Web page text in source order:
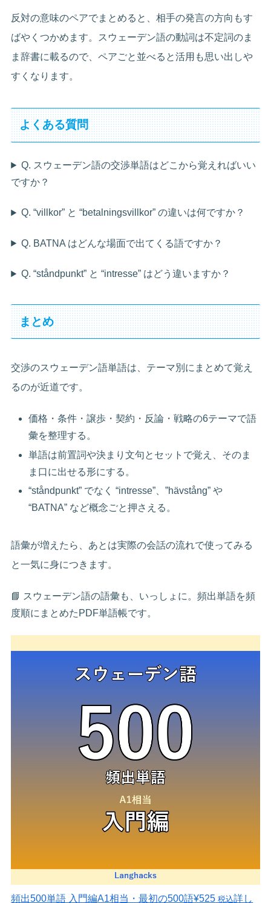
反対の意味のペアでまとめると、相手の発言の方向もす
ばやくつかめます。スウェーデン語の動詞は不定詞のま
ま辞書に載るので、ペアごと並べると活用も思い出しや
すくなります。
よくある質問
Q. スウェーデン語の交渉単語はどこから覚えればいい
ですか？
Q. “villkor” と “betalningsvillkor” の違いは何ですか？
Q. BATNA はどんな場面で出てくる語ですか？
Q. “ståndpunkt” と “intresse” はどう違いますか？
まとめ
交渉のスウェーデン語単語は、テーマ別にまとめて覚え
るのが近道です。
価格・条件・譲歩・契約・反論・戦略の6テーマで語
彙を整理する。
単語は前置詞や決まり文句とセットで覚え、そのま
ま口に出せる形にする。
“ståndpunkt” でなく “intresse”、”hävstång” や
“BATNA” など概念ごと押さえる。
語彙が増えたら、あとは実際の会話の流れで使ってみる
と一気に身につきます。
📘 スウェーデン語の語彙も、いっしょに。頻出単語を頻
度順にまとめたPDF単語帳です。
頻出500単語 入門編A1相当・最初の500語¥525 税込詳し